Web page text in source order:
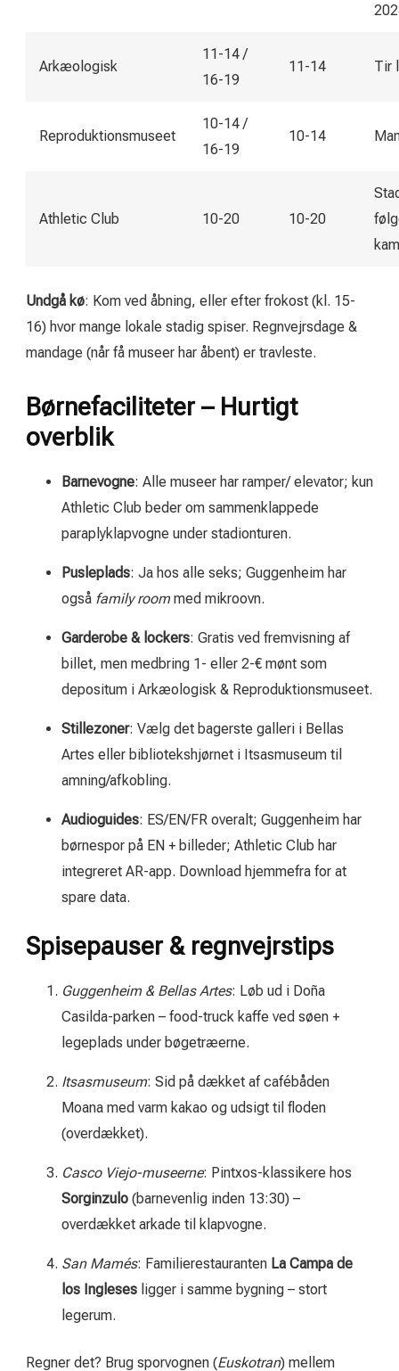
Arkæologisk
11-14 /
16-19
11-14 Tir
Reproduktionsmuseet
10-14 /
16-19
10-14
Athletic Club 10-20 10-20
Undgå kø: Kom ved åbning, eller efter frokost (kl. 15-
16) hvor mange lokale stadig spiser. Regnvejrsdage &
mandage (når få museer har åbent) er travleste.
Børnefaciliteter – Hurtigt
overblik
Barnevogne: Alle museer har ramper/ elevator; kun
Athletic Club beder om sammenklappede
paraplyklapvogne under stadionturen.
Pusleplads: Ja hos alle seks; Guggenheim har
også family roommed mikroovn.
Garderobe & lockers: Gratis ved fremvisning af
billet, men medbring 1- eller 2-€ mønt som
depositum i Arkæologisk & Reproduktionsmuseet.
Stillezoner: Vælg det bagerste galleri i Bellas
Artes eller bibliotekshjørnet i Itsasmuseum til
amning/afkobling.
Audioguides: ES/EN/FR overalt; Guggenheim har
børnespor på EN + billeder; Athletic Club har
integreret AR-app. Download hjemmefra for at
spare data.
Spisepauser & regnvejrstips
Guggenheim & Bellas Artes: Løb ud i Doña
Casilda-parken – food-truck kaffe ved søen +
legeplads under bøgetræerne.
Itsasmuseum: Sid på dækket af cafébåden
Moana med varm kakao og udsigt til floden
(overdækket).
Casco Viejo-museerne: Pintxos-klassikere hos
Sorginzulo (barnevenlig inden 13:30) –
overdækket arkade til klapvogne.
San Mamés: Familierestauranten La Campa de
los Ingleses ligger i samme bygning – stort
legerum.
Regner det? Brug sporvognen (Euskotran) mellem